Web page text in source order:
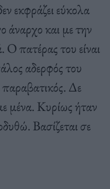
εκφράζει εύκολα
άναρχο και με την
Ο πατέρας του είναι
αδερφός του
παραβατικός. Δε
μένα. Κυρίως ήταν
Βασίζεται σε